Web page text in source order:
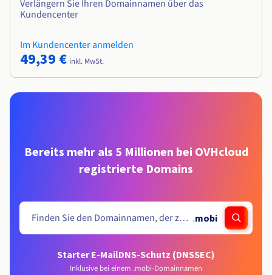
Verlängern Sie Ihren Domainnamen über das
Kundencenter
Im Kundencenter anmelden
49,39 € inkl. MwSt.
Bereits mehr als 5 Millionen bei OVHcloud
registrierte Domains
.mobi
Starter E-MailDNS-Schutz (DNSSEC)
Inklusive bei einem .mobi-Domainnamen